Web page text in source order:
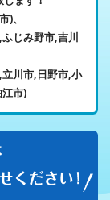
)、
じみ野市,吉川
川市,日野市,小
市)